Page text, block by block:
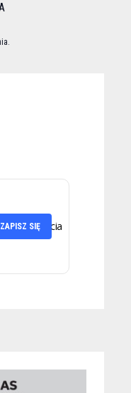
35 zł za zajęcia
ZAPISZ SIĘ